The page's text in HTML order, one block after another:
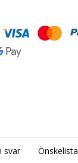
svar Önskelista